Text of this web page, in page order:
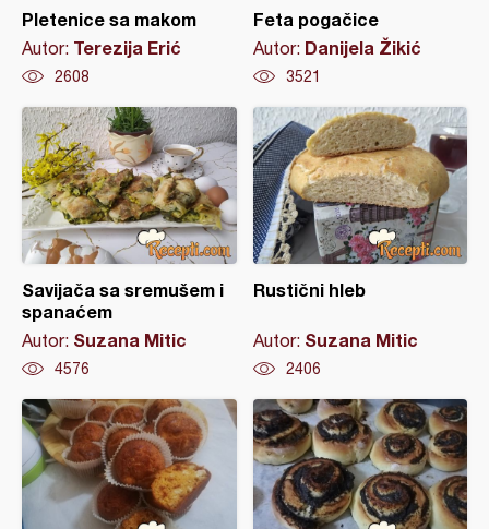
Pletenice sa makom
Autor: Terezija Erić
2608
Feta pogačice
Autor: Danijela Žikić
3521
Savijača sa sremušem i
spanaćem
Autor: Suzana Mitic
4576
Rustični hleb
Autor: Suzana Mitic
2406